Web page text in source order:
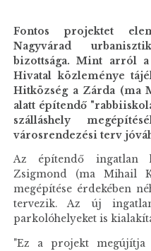
Fontos projektet
Nagyvárad
bizottsága. Mint arról
Hivatal közleménye
Hitközség a Zárda (ma
alatt építendő
szálláshely
városrendezési terv
Az építendő ingatlan
Zsigmond (ma Mihail
megépítése érdekében
tervezik. Az új
parkolóhelyeket is
"Ez a projekt